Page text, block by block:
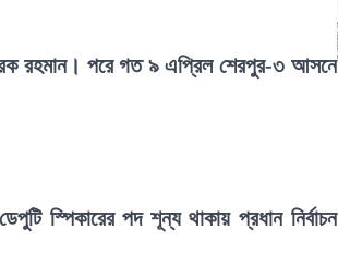
রহমান। পরে গত ৯ এপ্রিল শেরপুর-৩ আসনে
স্পিকারের পদ শূন্য থাকায় প্রধান নির্বাচন